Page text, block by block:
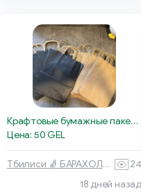
Крафтовые бумажные пакеты
Цена: 50 GEL
Тбилиси 🧦 БАРАХОЛКА
24
18 дней назад